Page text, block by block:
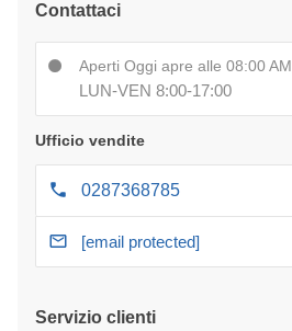
Contattaci
Aperti Oggi apre alle 08:00 AM
LUN-VEN 8:00-17:00
Ufficio vendite
0287368785
[email protected]
Servizio clienti